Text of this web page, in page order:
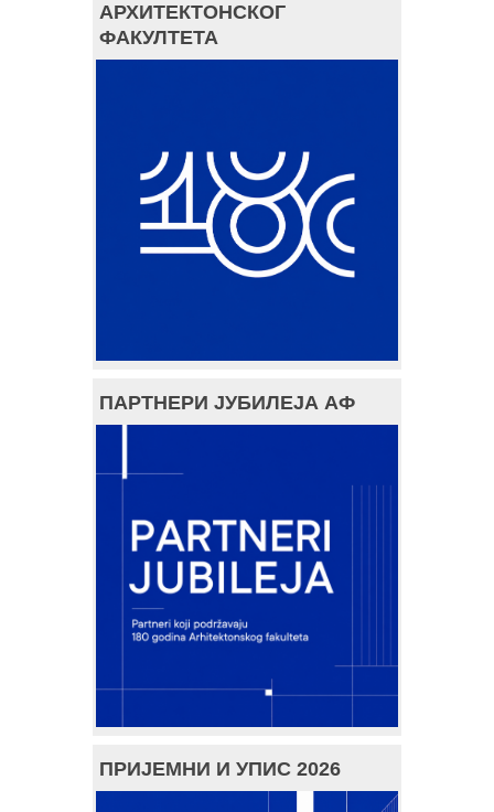
АРХИТЕКТОНСКОГ
ФАКУЛТЕТА
ПАРТНЕРИ ЈУБИЛЕЈА АФ
ПРИЈЕМНИ И УПИС 2026